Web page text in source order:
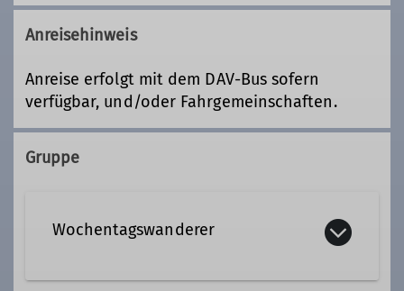
Anreisehinweis
Anreise erfolgt mit dem DAV-Bus sofern
verfügbar, und/oder Fahrgemeinschaften.
Gruppe
Wochentagswanderer